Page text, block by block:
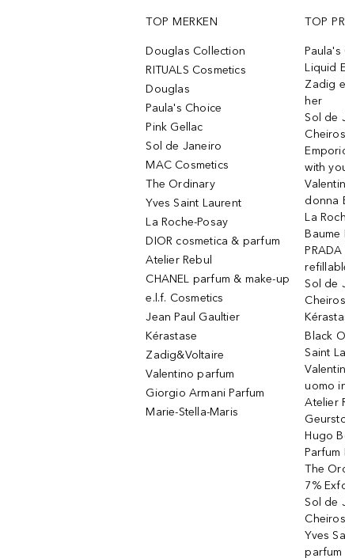
TOP MERKEN
Douglas Collection
RITUALS Cosmetics
Douglas
Paula's Choice
Pink Gellac
Sol de Janeiro
MAC Cosmetics
The Ordinary
Yves Saint Laurent
La Roche-Posay
DIOR cosmetica & parfum
Atelier Rebul
CHANEL parfum & make-up
e.l.f. Cosmetics
Jean Paul Gaultier
Kérastase
Zadig&Voltaire
Valentino parfum
Giorgio Armani Parfum
Marie-Stella-Maris
TOP
Paula's
Liquid
Zadig
her
Sol de
with
donna
La
Baume
Sol de
Black
Saint
uomo
Atelier
Hugo
Parfum
The
7%
Sol de
Yves
parfum